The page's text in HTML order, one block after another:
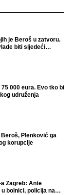
je Beroš u zatvoru.
biti sljedeći
000 eura. Evo tko bi
udruženja
Plenković ga
korupcije
Zagreb: Ante
bolnici, policija na